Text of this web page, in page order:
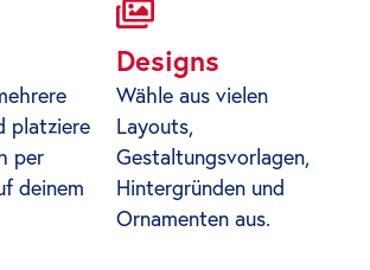
platziere
per
deinem
Designs
Wähle aus vielen
Layouts,
Gestaltungsvorlagen,
Hintergründen und
Ornamenten aus.